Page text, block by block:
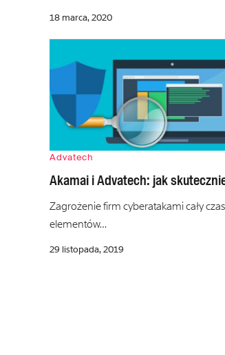
18 marca, 2020
Advatech
Akamai i Advatech: jak
Zagrożenie firm cyberatakami cały
elementów…
29 listopada, 2019